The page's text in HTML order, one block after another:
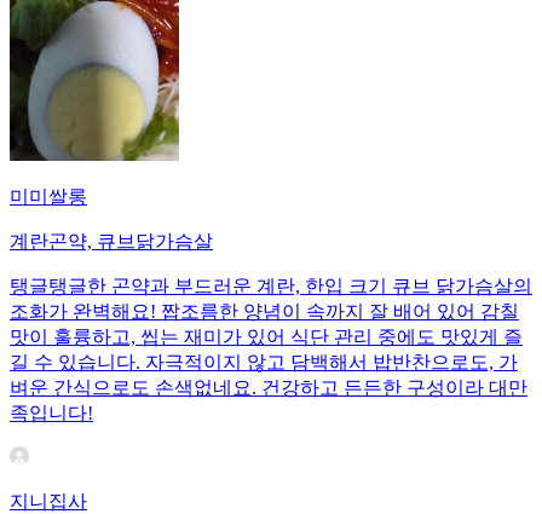
미미쌀롱
계란곤약, 큐브닭가슴살
탱글탱글한 곤약과 부드러운 계란, 한입 크기 큐브 닭가슴살의
조화가 완벽해요! 짭조름한 양념이 속까지 잘 배어 있어 감칠
맛이 훌륭하고, 씹는 재미가 있어 식단 관리 중에도 맛있게 즐
길 수 있습니다. 자극적이지 않고 담백해서 밥반찬으로도, 가
벼운 간식으로도 손색없네요. 건강하고 든든한 구성이라 대만
족입니다!
지니집사